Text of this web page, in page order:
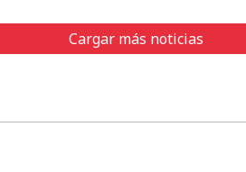
Cargar más noticias